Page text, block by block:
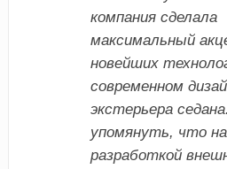
компания сделала
максимальный
новейших
современном
экстерьера
упомянуть, что
разработкой